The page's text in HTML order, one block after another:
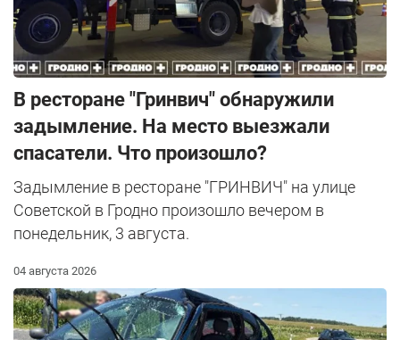
В ресторане "Гринвич" обнаружили
задымление. На место выезжали
спасатели. Что произошло?
Задымление в ресторане "ГРИНВИЧ" на улице
Советской в Гродно произошло вечером в
понедельник, 3 августа.
04 августа 2026